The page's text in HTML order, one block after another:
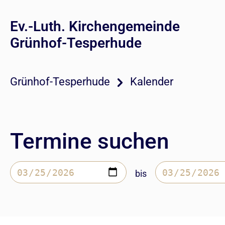
Ev.-Luth. Kirchengemeinde
Grünhof-Tesperhude
Grünhof-Tesperhude Kalender
Termine suchen
bis